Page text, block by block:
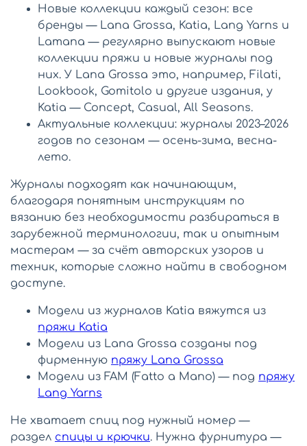
Новые коллекции каждый сезон: все
бренды — Lana Grossa, Katia, Lang Yarns и
Lamana — регулярно выпускают новые
коллекции пряжи и новые журналы под
них. У Lana Grossa это, например, Filati,
Lookbook, Gomitolo и другие издания, у
Katia — Concept, Casual, All Seasons.
Актуальные коллекции: журналы 2023–2026
годов по сезонам — осень-зима, весна-
лето.
Журналы подходят как начинающим,
благодаря понятным инструкциям по
вязанию без необходимости разбираться в
зарубежной терминологии, так и опытным
мастерам — за счёт авторских узоров и
техник, которые сложно найти в свободном
доступе.
Модели из журналов Katia вяжутся из
пряжи Katia
Модели из Lana Grossa созданы под
фирменную пряжу Lana Grossa
Модели из FAM (Fatto a Mano) — под пряжу
Lang Yarns
Не хватает спиц под нужный номер —
раздел спицы и крючки. Нужна фурнитура —